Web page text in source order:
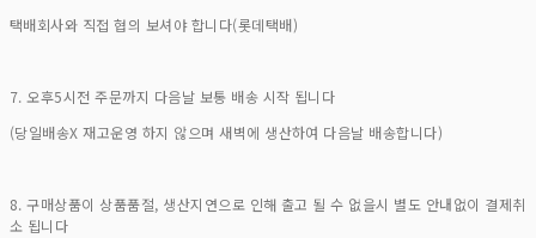
택배회사와 직접 협의 보셔야 합니다(롯데택배)
7. 오후5시전 주문까지 다음날 보통 배송 시작 됩니다
(당일배송X 재고운영 하지 않으며 새벽에 생산하여 다음날 배송합니다)
8. 구매상품이 상품품절, 생산지연으로 인해 출고 될 수 없을시 별도 안내없이 결제취
소 됩니다